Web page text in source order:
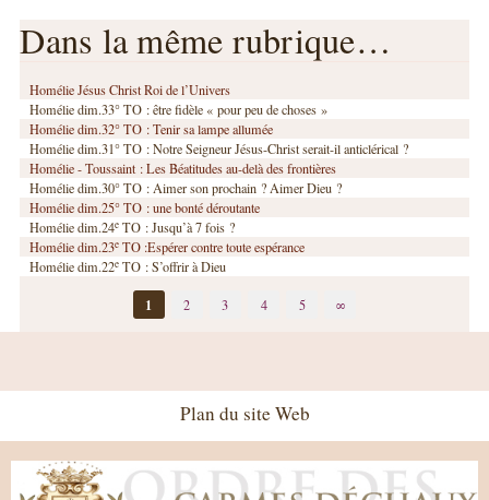
Dans la même rubrique…
Homélie Jésus Christ Roi de l’Univers
Homélie dim.33° TO : être fidèle « pour peu de choses »
Homélie dim.32° TO : Tenir sa lampe allumée
Homélie dim.31° TO : Notre Seigneur Jésus-Christ serait-il anticlérical ?
Homélie - Toussaint : Les Béatitudes au-delà des frontières
Homélie dim.30° TO : Aimer son prochain ? Aimer Dieu ?
Homélie dim.25° TO : une bonté déroutante
Homélie dim.24e TO : Jusqu’à 7 fois ?
Homélie dim.23e TO :Espérer contre toute espérance
Homélie dim.22e TO : S’offrir à Dieu
1 2 3 4 5 ∞
Plan du site Web